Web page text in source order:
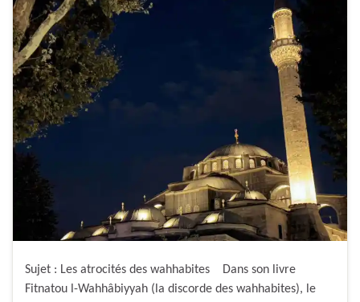
Sujet : Les atrocités des wahhabites Dans son livre
Fitnatou l-Wahhâbiyyah (la discorde des wahhabites), le